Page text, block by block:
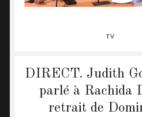
CATEGORIES
TV
DIRECT. Judith
parlé à Rachida
retrait de